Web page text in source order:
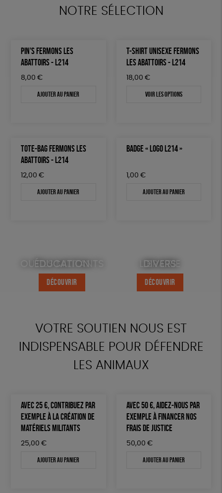
NOTRE SÉLECTION
PIN'S FERMONS LES
ABATTOIRS - L214
8,00 €
Ajouter au panier
T-SHIRT UNISEXE FERMONS
LES ABATTOIRS - L214
18,00 €
Voir les options
TOTE-BAG FERMONS LES
ABATTOIRS - L214
12,00 €
Ajouter au panier
BADGE « LOGO L214 »
1,00 €
Ajouter au panier
OUTILS MILITANTS
DÉCOUVRIR
LIBRAIRIE
DÉCOUVRIR
ÉDUCATION
DÉCOUVRIR
DIVERS
DÉCOUVRIR
VOTRE SOUTIEN NOUS EST
INDISPENSABLE POUR DÉFENDRE
LES ANIMAUX
AVEC 25 €, CONTRIBUEZ PAR
EXEMPLE À LA CRÉATION DE
MATÉRIELS MILITANTS
25,00 €
Ajouter au panier
AVEC 50 €, AIDEZ-NOUS PAR
EXEMPLE À FINANCER NOS
FRAIS DE JUSTICE
50,00 €
Ajouter au panier